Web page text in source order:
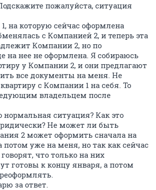
пожалуйста, ситуация
на которую сейчас оформлена
с Компанией 2, и теперь эта
Компании 2, но по
на нее не оформлена. Я собираюсь
у Компании 2, и они предлагают
все документы на меня. Не
с Компании 1 на себя. То
владельцем после
нормальная ситуация? Как это
Не может ли быть
2 может оформить сначала на
потом уже на меня, но так как сейчас
что только на них
готовы к концу января, а потом
за ответ.